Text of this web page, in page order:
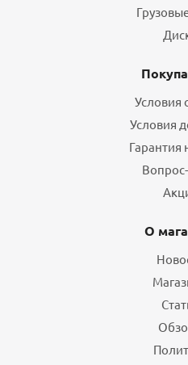
Условия
Условия
Гарантия
О